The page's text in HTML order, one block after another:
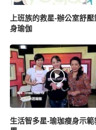
上班族的救星-辦公室舒壓
身瑜伽
生活智多星-瑜珈瘦身示範